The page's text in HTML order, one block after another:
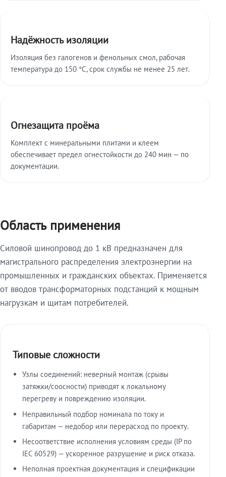
Надёжность изоляции
Изоляция без галогенов и фенольных смол, рабочая
температура до 150 °C, срок службы не менее 25 лет.
Огнезащита проёма
Комплект с минеральными плитами и клеем
обеспечивает предел огнестойкости до 240 мин — по
документации.
Область применения
Силовой шинопровод до 1 кВ предназначен для
магистрального распределения электроэнергии на
промышленных и гражданских объектах. Применяется
от вводов трансформаторных подстанций к мощным
нагрузкам и щитам потребителей.
Типовые сложности
Узлы соединений: неверный монтаж (срывы
затяжки/соосности) приводят к локальному
перегреву и повреждению изоляции.
Неправильный подбор номинала по току и
габаритам — недобор или перерасход по проекту.
Несоответствие исполнения условиям среды (IP по
IEC 60529) — ускоренное разрушение и риск отказа.
Неполная проектная документация и спецификации